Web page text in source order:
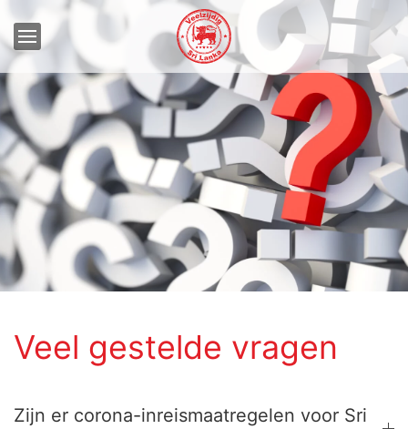
Veel gestelde vragen
Zijn er corona-inreismaatregelen voor Sri